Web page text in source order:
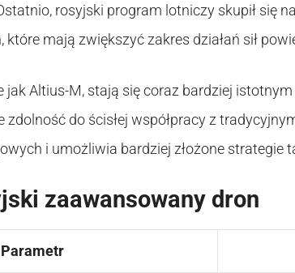
rosyjski program lotniczy skupił się
mają zwiększyć zakres działań sił
jak Altius-M, stają się coraz bardziej
zdolność do ścisłej współpracy z
i umożliwia bardziej złożone strategie
zaawansowany dron
Parametr